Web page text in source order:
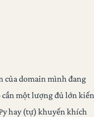
của domain mình đang
một lượng đủ lớn kiến
hay (tự) khuyến khích